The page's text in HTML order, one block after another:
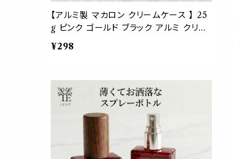
【アルミ製 マカロン クリームケース 】 25
g ピンク ゴールド ブラック アルミ クリー
ム缶 コンテナ 詰め替え 容器 軽量 小分
け 小物 リップ ハンド オイル 化粧品 コス
¥298